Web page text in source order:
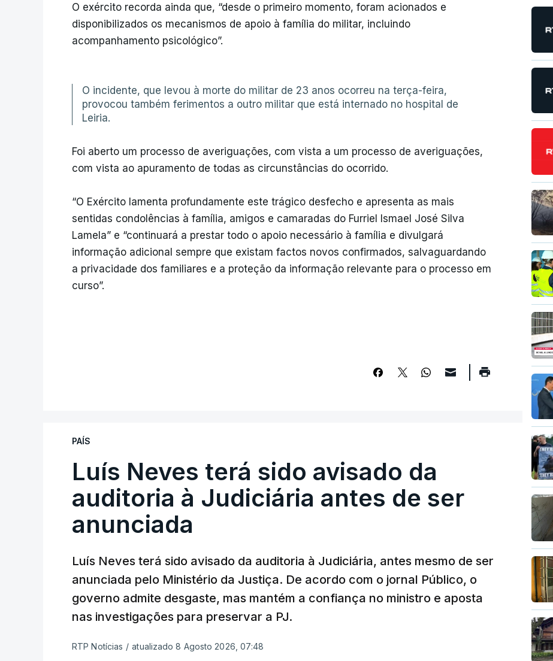
O exército recorda ainda que, “desde o primeiro momento, foram acionados e
disponibilizados os mecanismos de apoio à família do militar, incluindo
acompanhamento psicológico”.
O incidente, que levou à morte do militar de 23 anos ocorreu na terça-feira,
provocou também ferimentos a outro militar que está internado no hospital de
Leiria.
Foi aberto um processo de averiguações, com vista a um processo de averiguações,
com vista ao apuramento de todas as circunstâncias do ocorrido.
“O Exército lamenta profundamente este trágico desfecho e apresenta as mais
sentidas condolências à família, amigos e camaradas do Furriel Ismael José Silva
Lamela” e “continuará a prestar todo o apoio necessário à família e divulgará
informação adicional sempre que existam factos novos confirmados, salvaguardando
a privacidade dos familiares e a proteção da informação relevante para o processo em
curso”.
PAÍS
Luís Neves terá sido avisado da
auditoria à Judiciária antes de ser
anunciada
Luís Neves terá sido avisado da auditoria à Judiciária, antes mesmo de ser
anunciada pelo Ministério da Justiça. De acordo com o jornal Público, o
governo admite desgaste, mas mantém a confiança no ministro e aposta
nas investigações para preservar a PJ.
RTP Notícias / atualizado 8 Agosto 2026, 07:48